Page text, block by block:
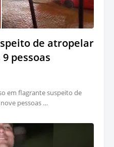
de atropelar
pessoas
em flagrante suspeito de
pessoas …